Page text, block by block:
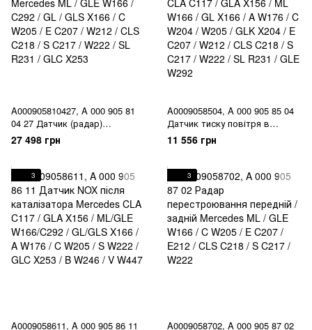
A000905810427, A 000 905 81
04 27 Датчик (радар)
перестроювання Mercedes ML
/ GLE W166 / C292 / GL / GLS
/ CLS C218 / S C217 / W222 /
SL R231 / GLC X253
27 498 грн
A0009058504, A 000 905 85 04
Датчик тиску повітря в
колесах к-т 4 шт Mercedes
CLA C117 / GLA X156 / ML
W204 / W205 / GLK X204 / E
C207 / W212 / CLS C218 / S
C217 / W222 / SL R231 / GLE
W292
11 556 грн
3
A0009058611, A 000 905 86 11
3
A0009058702, A 000 905 87 02